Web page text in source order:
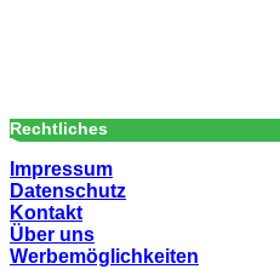
Rechtliches
Impressum
Datenschutz
Kontakt
Über uns
Werbemöglichkeiten